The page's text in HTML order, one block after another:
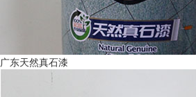
广东天然真石漆